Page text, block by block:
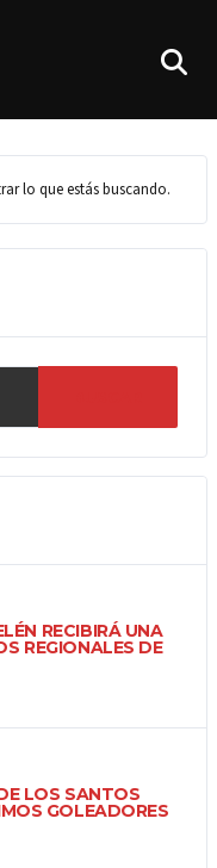
lo que estás buscando.
RECIBIRÁ UNA
REGIONALES DE
LOS SANTOS
GOLEADORES